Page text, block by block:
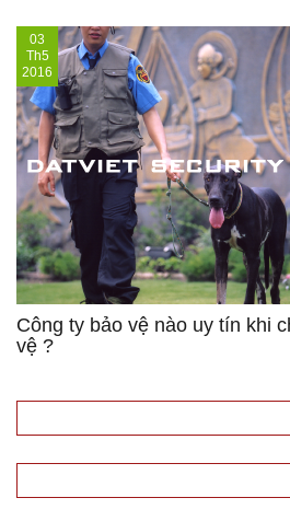
03
Th5
2016
Công ty bảo vệ nào uy tín khi
vệ ?